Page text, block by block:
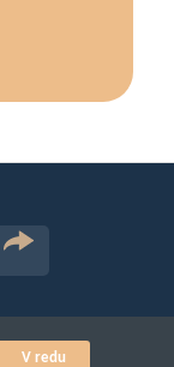
V redu